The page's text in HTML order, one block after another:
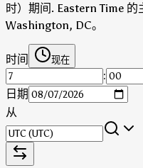
时）期间. Eastern Time 的
Washington, DC。
时间 现在
:
日期
从